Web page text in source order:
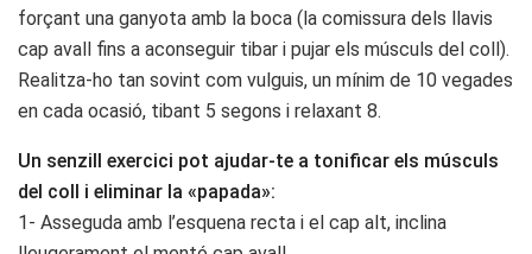
forçant una ganyota amb la boca (la comissura dels llavis
cap avall fins a aconseguir tibar i pujar els músculs del coll).
Realitza-ho tan sovint com vulguis, un mínim de 10 vegades
en cada ocasió, tibant 5 segons i relaxant 8.
Un senzill exercici pot ajudar-te a tonificar els músculs
del coll i eliminar la «papada»:
1- Asseguda amb l’esquena recta i el cap alt, inclina